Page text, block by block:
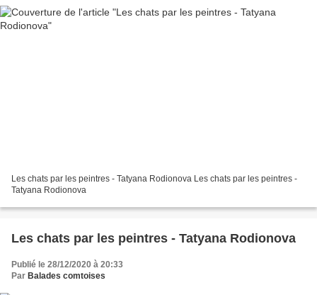
Les chats par les peintres - Tatyana Rodionova Les chats par les peintres -
Tatyana Rodionova
Les chats par les peintres - Tatyana Rodionova
Publié le 28/12/2020 à 20:33
Par Balades comtoises